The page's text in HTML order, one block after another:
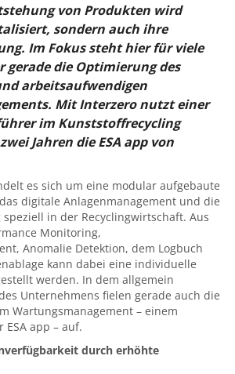
von Produkten wird
sondern auch ihre
Im Fokus steht hier für viele
gerade die Optimierung des
arbeitsaufwendigen
Mit Interzero nutzt einer
im Kunststoffrecycling
Jahren die ESA app von
es sich um eine modular aufgebaute
digitale Anlagenmanagement und die
in der Recyclingwirtschaft. Aus
Monitoring,
Anomalie Detektion, dem Logbuch
kann dabei eine individuelle
werden. In dem allgemein
Unternehmens fielen gerade auch die
Wartungsmanagement – einem
app – auf.
durch erhöhte